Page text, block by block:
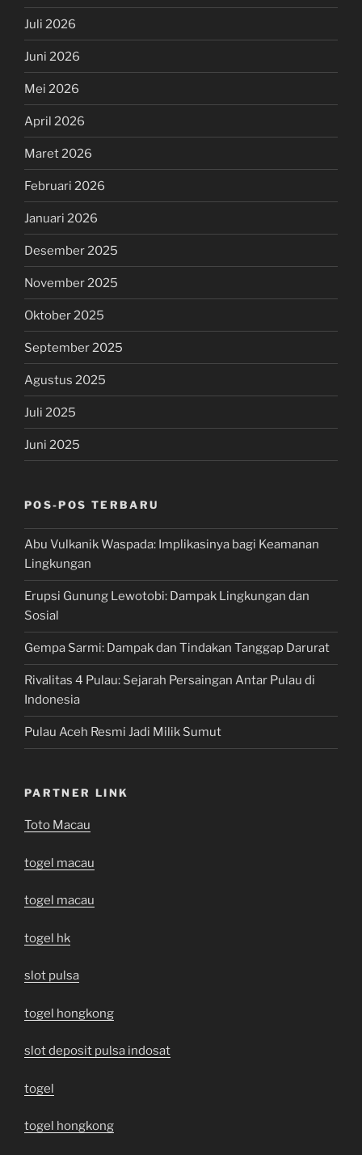
Juli 2026
Juni 2026
Mei 2026
April 2026
Maret 2026
Februari 2026
Januari 2026
Desember 2025
November 2025
Oktober 2025
September 2025
Agustus 2025
Juli 2025
Juni 2025
POS-POS TERBARU
Abu Vulkanik Waspada: Implikasinya bagi Keamanan
Lingkungan
Erupsi Gunung Lewotobi: Dampak Lingkungan dan
Sosial
Gempa Sarmi: Dampak dan Tindakan Tanggap Darurat
Rivalitas 4 Pulau: Sejarah Persaingan Antar Pulau di
Indonesia
Pulau Aceh Resmi Jadi Milik Sumut
PARTNER LINK
Toto Macau
togel macau
togel macau
togel hk
slot pulsa
togel hongkong
slot deposit pulsa indosat
togel
togel hongkong